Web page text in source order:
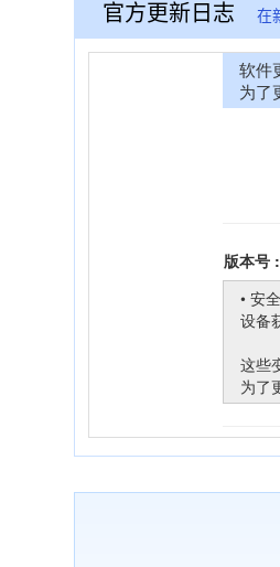
官方更新日志在